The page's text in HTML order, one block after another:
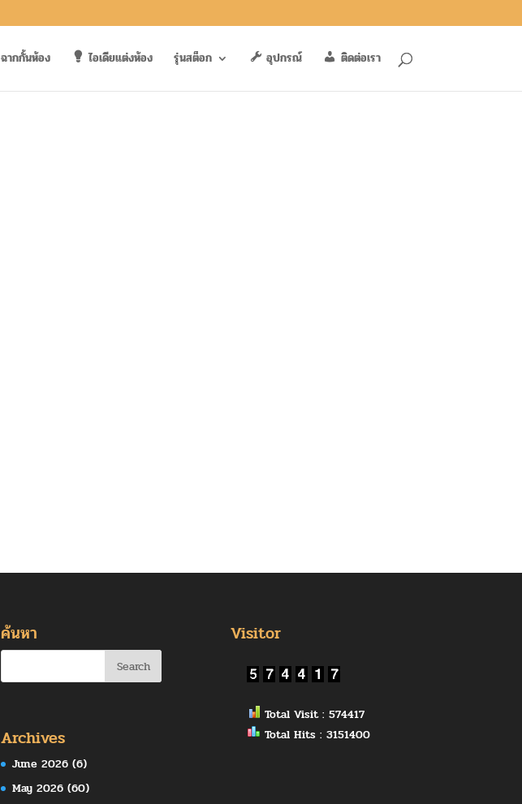
ฉากกั้นห้อง ไอเดียแต่งห้อง รุ่นสต็อก อุปกรณ์ ติดต่อเรา
ค้นหา
Archives
June 2026(6)
May 2026(60)
Visitor
Total Visit : 574417
Total Hits : 3151400